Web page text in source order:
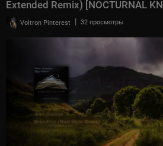
Extended Remix) [NOCTURNAL
Voltron Pinterest | 32 просмотры